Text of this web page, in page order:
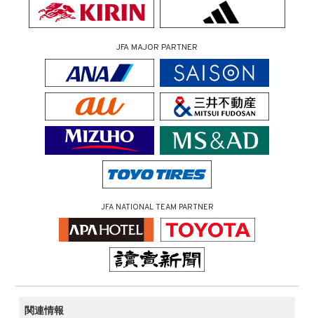
JFA MAJOR PARTNER
JFA NATIONAL TEAM PARTNER
関連情報